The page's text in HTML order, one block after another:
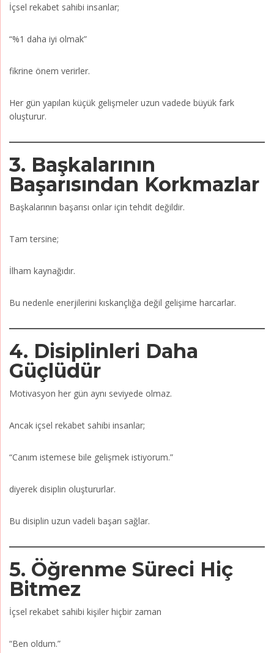
İçsel rekabet sahibi insanlar;
“%1 daha iyi olmak”
fikrine önem verirler.
Her gün yapılan küçük gelişmeler uzun vadede büyük fark
oluşturur.
3. Başkalarının
Başarısından Korkmazlar
Başkalarının başarısı onlar için tehdit değildir.
Tam tersine;
İlham kaynağıdır.
Bu nedenle enerjilerini kıskançlığa değil gelişime harcarlar.
4. Disiplinleri Daha
Güçlüdür
Motivasyon her gün aynı seviyede olmaz.
Ancak içsel rekabet sahibi insanlar;
“Canım istemese bile gelişmek istiyorum.”
diyerek disiplin oluştururlar.
Bu disiplin uzun vadeli başarı sağlar.
5. Öğrenme Süreci Hiç
Bitmez
İçsel rekabet sahibi kişiler hiçbir zaman
“Ben oldum.”